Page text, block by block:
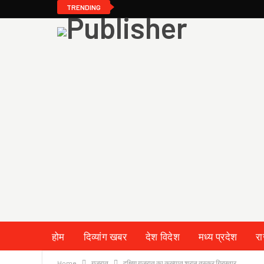
TRENDING
होम दिव्यांग खबर देश विदेश मध्य प्रदेश